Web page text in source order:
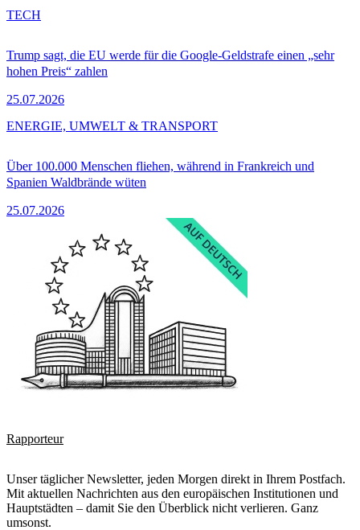
Trump sagt, die EU werde für die Google-Geldstrafe einen „sehr
hohen Preis“ zahlen
25.07.2026
TECH
Über 100.000 Menschen fliehen, während in Frankreich und
Spanien Waldbrände wüten
25.07.2026
ENERGIE, UMWELT & TRANSPORT
Rapporteur
Unser täglicher Newsletter, jeden Morgen direkt in Ihrem Postfach.
Mit aktuellen Nachrichten aus den europäischen Institutionen und
Hauptstädten – damit Sie den Überblick nicht verlieren. Ganz
umsonst.